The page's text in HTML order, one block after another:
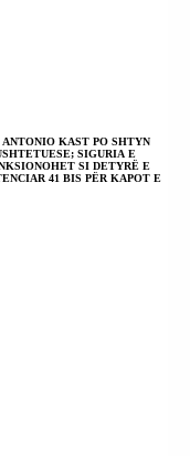
KAST PO SHTYN
SIGURIA E
SI DETYRË E
41 BIS PËR KAPOT E